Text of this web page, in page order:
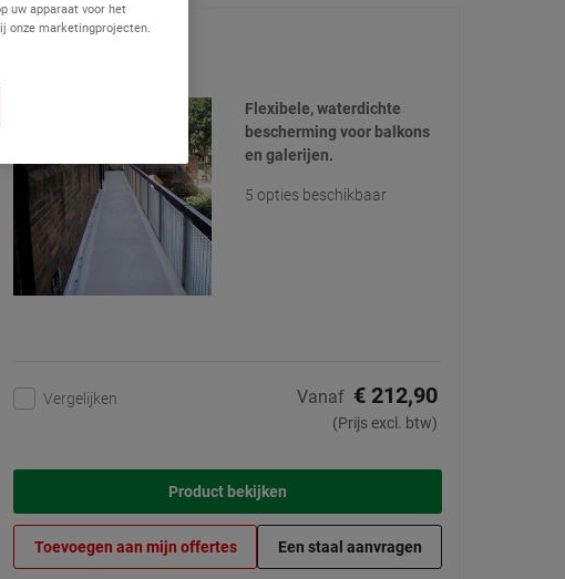
Balkoncoating
Flexibele, waterdichte
bescherming voor balkons
en galerijen.
5 opties beschikbaar
Vergelijken Vanaf € 212,90
(Prijs excl. btw)
Product bekijken
Toevoegen aan mijn offertes Een staal aanvragen
uw apparaat voor het
onze marketingprojecten.